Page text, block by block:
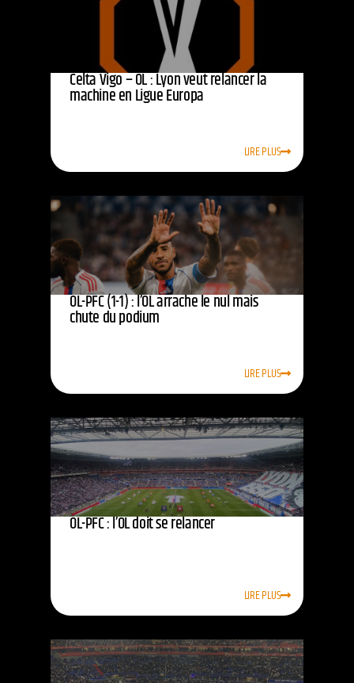
Celta Vigo – OL : Lyon veut relancer la
machine en Ligue Europa
LIRE PLUS
OL-PFC (1-1) : l’OL arrache le nul mais
chute du podium
LIRE PLUS
OL-PFC : l’OL doit se relancer
LIRE PLUS